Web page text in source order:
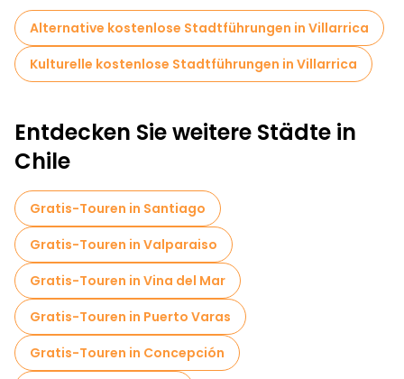
Entspannen in heißen Quellen oder Erkunden der nahe
gelegenen Nationalparks.
Bei einem kostenlosen Spaziergang durch Villarrica können Sie
die natürliche Schönheit, die Kultur und die freundliche
Atmosphäre der Stadt in Ihrem eigenen Tempo genießen.
Alternative kostenlose Stadtführungen in Villarrica
Kulturelle kostenlose Stadtführungen in Villarrica
Entdecken Sie weitere Städte in
Chile
Gratis-Touren in Santiago
Gratis-Touren in Valparaiso
Gratis-Touren in Vina del Mar
Gratis-Touren in Puerto Varas
Gratis-Touren in Concepción